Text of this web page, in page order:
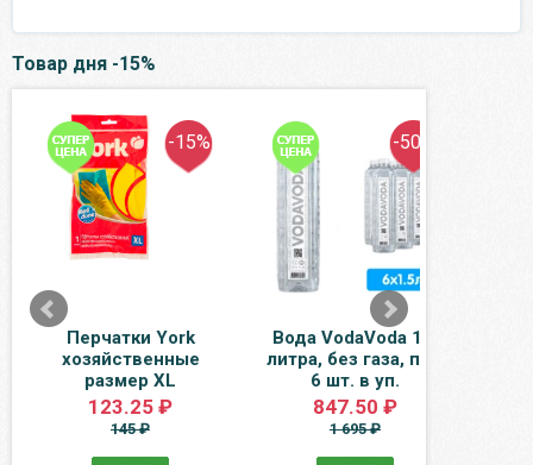
Товар дня -15%
-15%
Перчатки York
хозяйственные
размер XL
123.25 ₽
145 ₽
-50%
Вода VodaVoda 1,5
литра, без газа, пэт,
6 шт. в уп.
847.50 ₽
1 695 ₽